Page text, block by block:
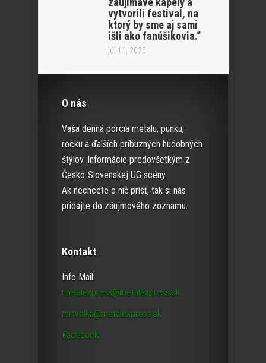
vytvorili festival, na
ktorý by sme aj sami
išli ako fanúšikovia.“
júl 11, 2025
O nás
Vaša denná porcia metalu, punku,
rocku a ďalších príbuzných hudobných
štýlov. Informácie predovšetkým z
Česko-Slovenskej UG scény.
Ak nechcete o nič prísť, tak si nás
pridajte do záujmového zoznamu.
Kontakt
Info Mail:
metalexpress@metalexpress.sk
mrtvolka@metalexpress.sk
Facebook